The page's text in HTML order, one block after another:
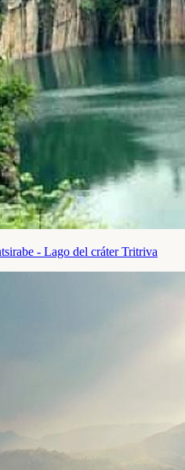
- Lago del cráter Tritriva